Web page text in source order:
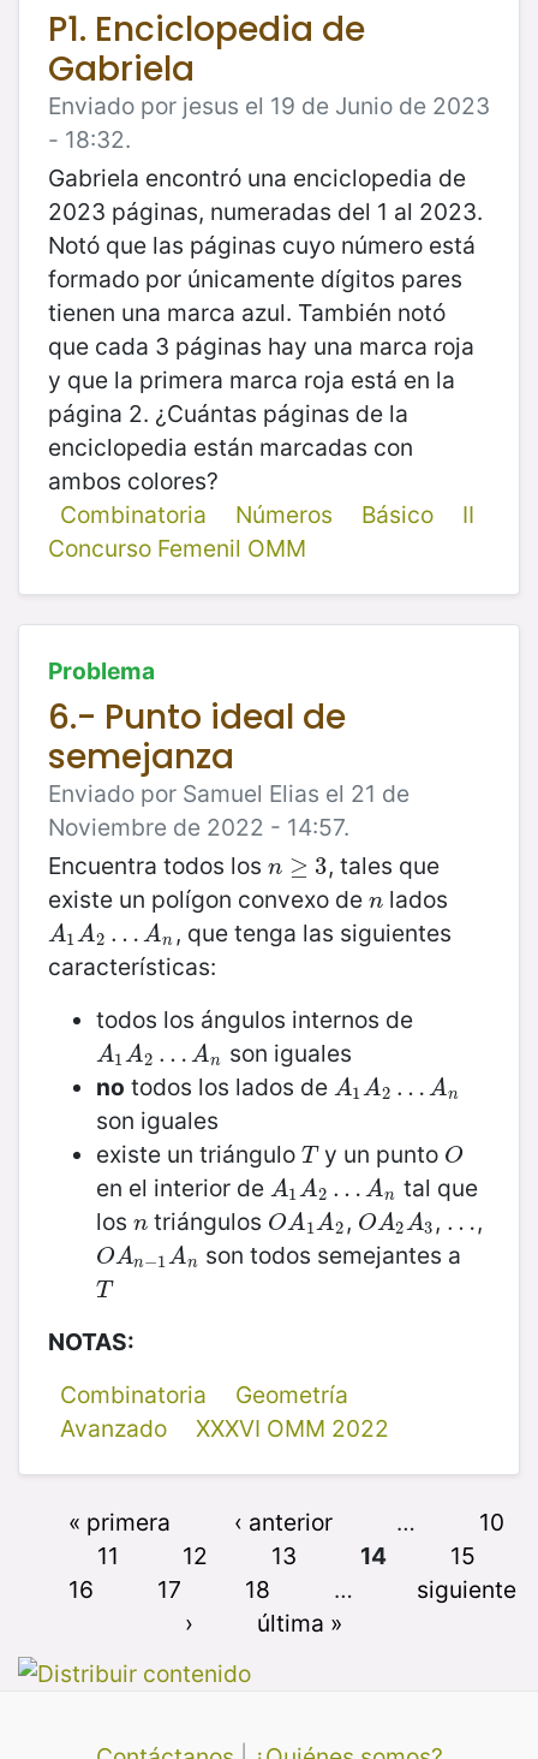
P1. Enciclopedia de
Gabriela
Enviado por jesus el 19 de Junio de 2023
- 18:32.
Gabriela encontró una enciclopedia de
2023 páginas, numeradas del 1 al 2023.
Notó que las páginas cuyo número está
formado por únicamente dígitos pares
tienen una marca azul. También notó
que cada 3 páginas hay una marca roja
y que la primera marca roja está en la
página 2. ¿Cuántas páginas de la
enciclopedia están marcadas con
ambos colores?
Combinatoria
Números Básico
II
Concurso Femenil OMM
Problema
6.- Punto ideal de
semejanza
Enviado por Samuel Elias el 21 de
Noviembre de 2022 - 14:57.
Encuentra todos los n ≥ 3
n≥3
, tales que
existe un polígon convexo de n
n lados
A1A2 … An
A1A2… An
, que tenga las siguientes
características:
todos los ángulos internos de
A1A2 … An
A1A2… An
son iguales
no todos los lados de A1A2 … An
A1A2… An
son iguales
existe un triángulo T
Ty un punto O
O
en el interior de A1A2 … An
A1A2… An
tal que
los n
n triángulos OA1A2
OA1A2 , OA2A3
OA2A3, …
… ,
OAn−1An
OAn−1An son todos semejantes a
T
T
NOTAS:
Combinatoria
Geometría
Avanzado
XXXVI OMM 2022
« primera ‹ anterior …
10
11
12 13 14
15
16
17 18 …
siguiente
›
última »